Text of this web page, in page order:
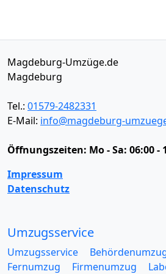
Magdeburg-Umzüge.de
Magdeburg
Tel.: 01579-2482331
E-Mail: info@magdeburg-
Öffnungszeiten: Mo - Sa: 06:00 -
Impressum
Datenschutz
Umzugsservice
Umzugsservice
Fernumzug
Firmenumzug